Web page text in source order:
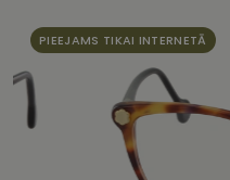
PIEEJAMS TIKAI INTERNETĀ